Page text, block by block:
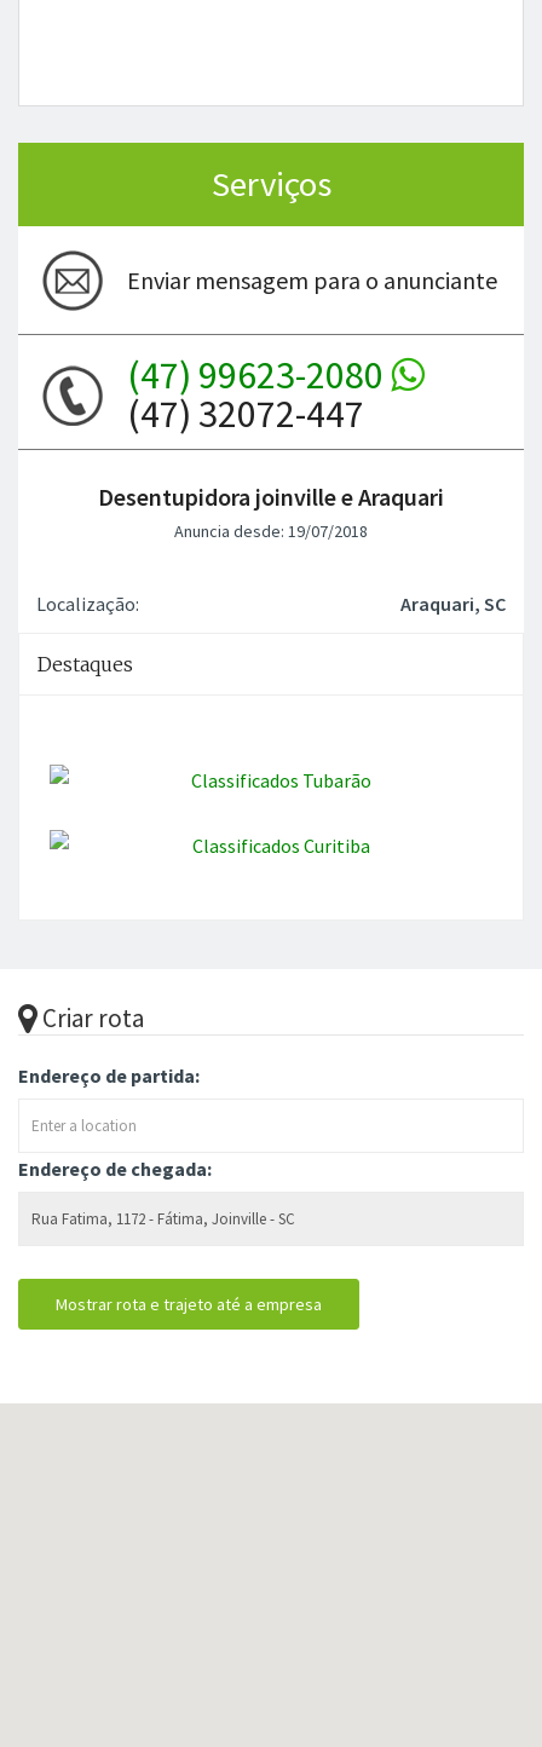
Serviços
Enviar mensagem para o anunciante
(47) 99623-2080
(47) 32072-447
Desentupidora joinville e Araquari
Anuncia desde: 19/07/2018
Localização: Araquari, SC
Destaques
Criar rota
Endereço de partida:
Endereço de chegada: